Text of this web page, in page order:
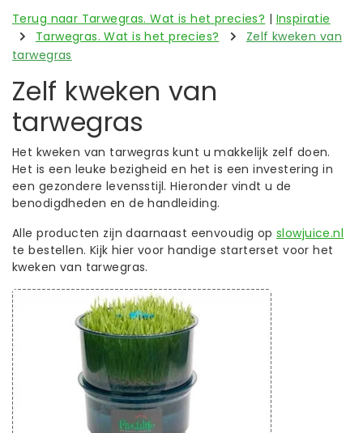
Terug naar Tarwegras. Wat is het precies? | Inspiratie
Tarwegras. Wat is het precies?
Zelf kweken van
tarwegras
Zelf kweken van
tarwegras
Het kweken van tarwegras kunt u makkelijk zelf doen.
Het is een leuke bezigheid en het is een investering in
een gezondere levensstijl. Hieronder vindt u de
benodigdheden en de handleiding.
Alle producten zijn daarnaast eenvoudig opslowjuice.nl
te bestellen. Kijk hier voor handige starterset voor het
kweken van tarwegras.